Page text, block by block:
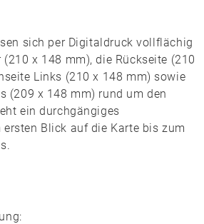
sich per Digitaldruck vollflächig
(210 x 148 mm), die Rückseite (210
Links (210 x 148 mm) sowie
(209 x 148 mm) rund um den
ein durchgängiges
Blick auf die Karte bis zum